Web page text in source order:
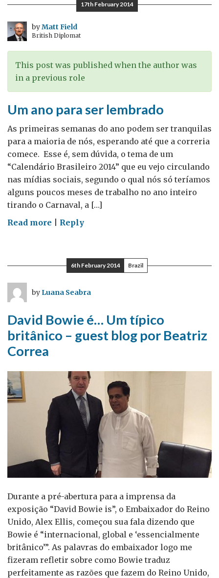
Brasil
e
no
Reino
Unido
–
por
Anthony
Pereira
17th February 2014
byMatt Field
British Diplomat
This post was published when the author was
in a previous role
Um ano para ser lembrado
As primeiras semanas do ano podem ser tranquilas
para a maioria de nós, esperando até que a correria
comece. Esse é, sem dúvida, o tema de um
“Calendário Brasileiro 2014” que eu vejo circulando
nas mídias sociais, segundo o qual nós só teríamos
alguns poucos meses de trabalho no ano inteiro
tirando o Carnaval, a […]
Read more on
para
Reply
6th February 2014 Brazil
by Luana Seabra
David Bowie é… Um típico
britânico – guest blog por Beatriz
Correa
Durante a pré-abertura para a imprensa da
exposição “David Bowie is”, o Embaixador do Reino
Unido, Alex Ellis, começou sua fala dizendo que
Bowie é “internacional, global e ‘essencialmente
britânico’”. As palavras do embaixador logo me
fizeram refletir sobre como Bowie traduz
perfeitamente as razões que fazem do Reino Unido,